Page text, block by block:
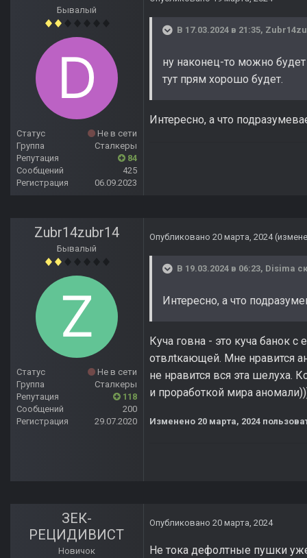
Бывалый
Статус
Не в сети
Группа
Сталкеры
Репутация
84
Сообщений
425
Регистрация
06.09.2023
В 17.03.2024 в 21:35,
ну наконец-то можно
тут прям хорошо будет.
Интересно, а что
Zubr14zubr14
Бывалый
Статус
Не в сети
Группа
Сталкеры
Репутация
118
Сообщений
200
Регистрация
29.07.2020
Опубликовано 20 марта, 2024
В 19.03.2024 в 06:23, Disima
Интересно, а что
Куча говна - это куча банок
отвлtкающей. Мне нравится
не нравится вся эта шелуха.
и проработкой мира
Изменено 20 марта, 2024
ЗЕК-
РЕЦИДИВИСТ
Новичок
Опубликовано 20 марта, 2024
Не тока дефолтные пушки